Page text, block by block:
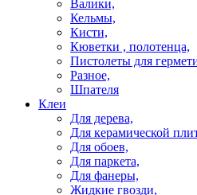
Валики,
Кельмы,
Кисти,
Кюветки , полотенца,
Пистолеты для
Разное,
Шпателя
Клеи
Для дерева,
Для керамической
Для обоев,
Для паркета,
Для фанеры,
Жидкие гвозди,